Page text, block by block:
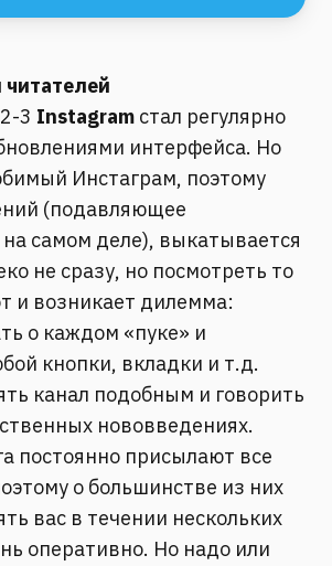
3 Instagram стал регулярно
интерфейса. Но
Инстаграм, поэтому
(подавляющее
самом деле), выкатывается
не сразу, но посмотреть то
и возникает дилемма:
о каждом «пуке» и
кнопки, вкладки и т.д.
канал подобным и говорить
нововведениях.
постоянно присылают все
о большинстве из них
вас в течении нескольких
оперативно. Но надо или